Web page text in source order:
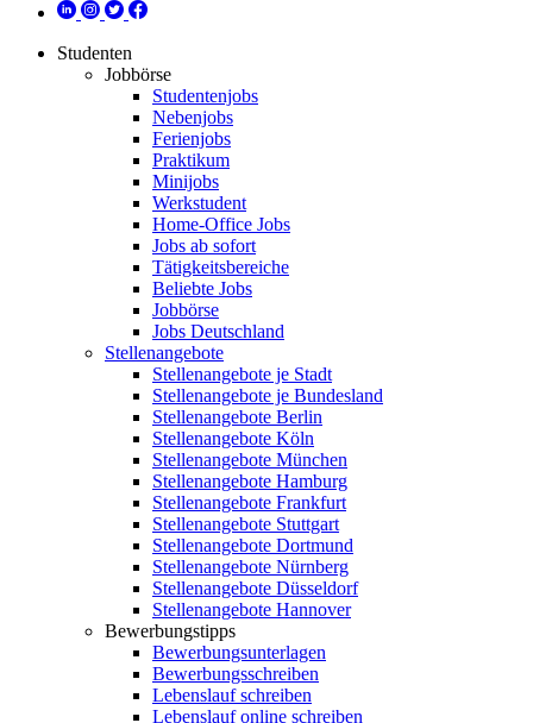
Studenten
Jobbörse
Studentenjobs
Nebenjobs
Ferienjobs
Praktikum
Minijobs
Werkstudent
Home-Office Jobs
Jobs ab sofort
Tätigkeitsbereiche
Beliebte Jobs
Jobbörse
Jobs Deutschland
Stellenangebote
Stellenangebote je Stadt
Stellenangebote je Bundesland
Stellenangebote Berlin
Stellenangebote Köln
Stellenangebote München
Stellenangebote Hamburg
Stellenangebote Frankfurt
Stellenangebote Stuttgart
Stellenangebote Dortmund
Stellenangebote Nürnberg
Stellenangebote Düsseldorf
Stellenangebote Hannover
Bewerbungstipps
Bewerbungsunterlagen
Bewerbungsschreiben
Lebenslauf schreiben
Lebenslauf online schreiben